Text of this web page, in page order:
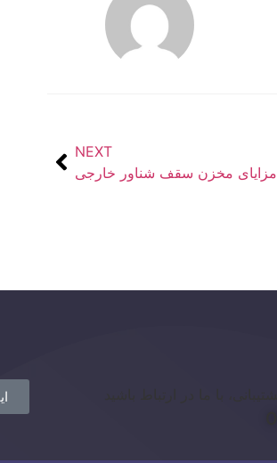
NEXT
مزایای مخزن سقف شناور خارجی